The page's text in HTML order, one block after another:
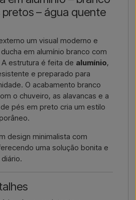
– água quente
um visual moderno e
em alumínio branco com
estrutura é feita de alumínio,
e preparado para
O acabamento branco
o chuveiro, as alavancas e a
pés em preto cria um estilo
design minimalista com
uma solução bonita e